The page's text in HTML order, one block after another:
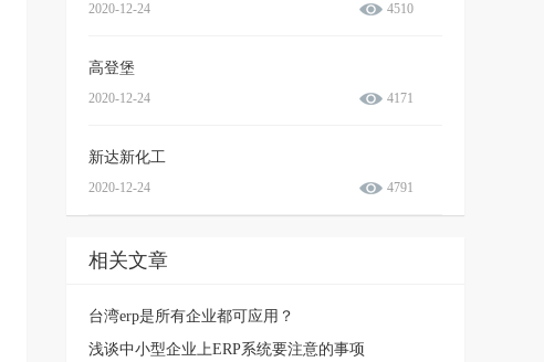
2020-12-24 4510
高登堡
2020-12-24 4171
新达新化工
2020-12-24 4791
相关文章
台湾erp是所有企业都可应用？
浅谈中小型企业上ERP系统要注意的事项